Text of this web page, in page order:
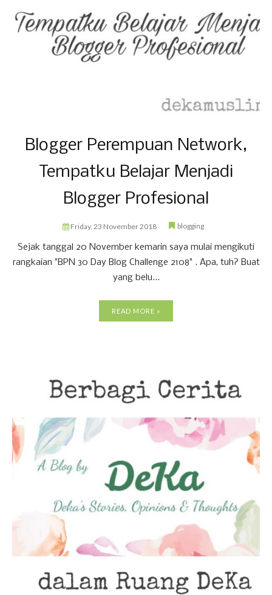
Blogger Perempuan Network,
Tempatku Belajar Menjadi
Blogger Profesional
Friday, 23 November 2018 blogging
Sejak tanggal 20 November kemarin saya mulai mengikuti
rangkaian "BPN 30 Day Blog Challenge 2108" . Apa, tuh? Buat
yang belu...
READ MORE »